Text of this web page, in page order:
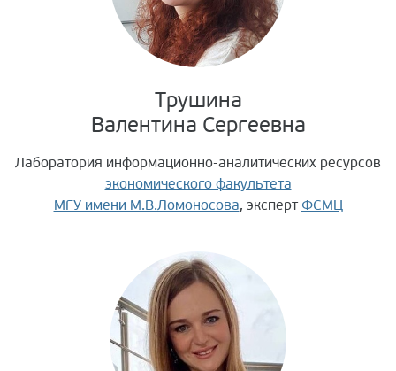
Трушина
Валентина Сергеевна
Лаборатория информационно-аналитических ресурсов
экономического факультета
МГУ имени М.В.Ломоносова, эксперт ФСМЦ